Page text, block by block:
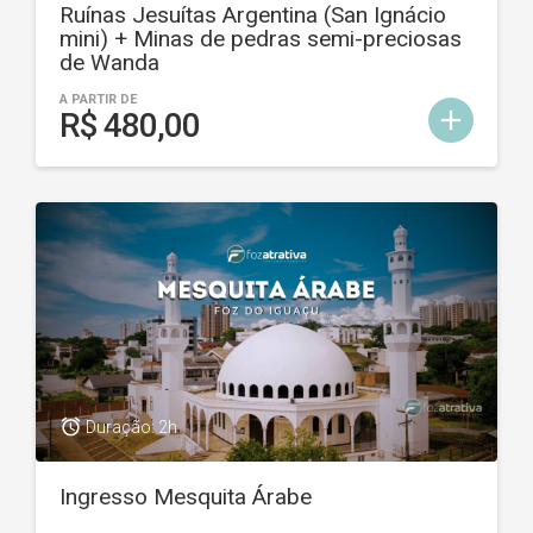
add
Ruínas Jesuítas Argentina (San Ignácio
mini) + Minas de pedras semi-preciosas
de Wanda
A PARTIR DE
R$ 480,00
access_alarmDuração: 2h
Ingresso Mesquita Árabe